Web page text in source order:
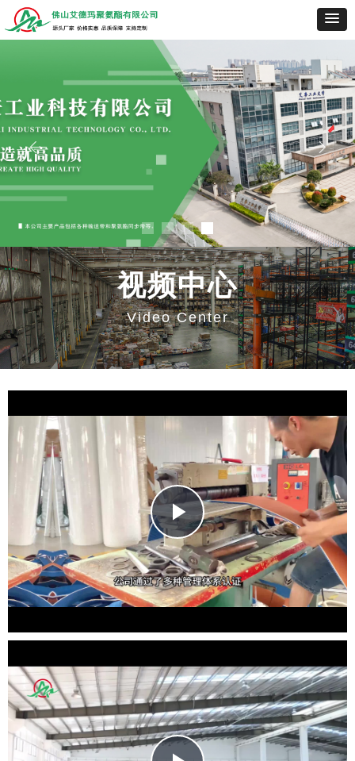
ꂃ ꁹ
视频中心
Video Center
Play
Video